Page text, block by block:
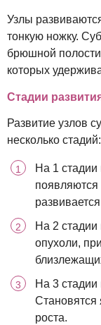
Узлы
тонкую ножку.
брюшной
которых
Стадии
Развитие узлов
несколько стадий:
На 1
появляются
На 2
опухоли,
На 3
Становятся
роста.